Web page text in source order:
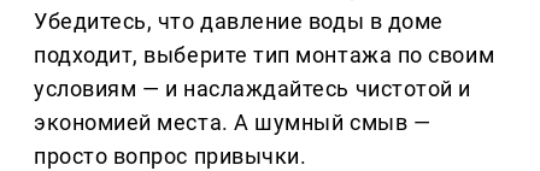
Убедитесь, что давление воды в доме
подходит, выберите тип монтажа по своим
условиям — и наслаждайтесь чистотой и
экономией места. А шумный смыв —
просто вопрос привычки.